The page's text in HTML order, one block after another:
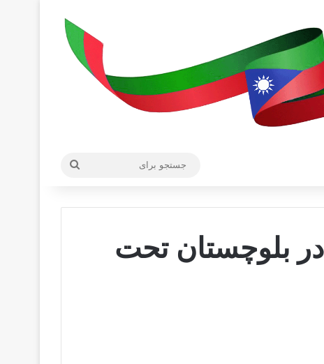
ديگر در بلوچستان تحت